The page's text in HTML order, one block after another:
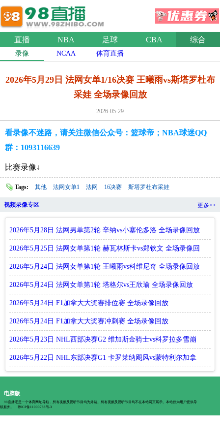
直播 NBA 足球 CBA 综合
录像 NCAA 体育直播
2026年5月29日 法网女单1/16决赛 王曦雨vs斯塔罗杜布
采娃 全场录像回放
2026-05-29
看录像不迷路，请关注微信公众号：篮球帝；NBA球迷QQ
群：1093116639
比赛录像↓
Tags: 其他 法网女单1 法网 16决赛 斯塔罗杜布采娃
视频录像专区 更多>>
2026年5月28日 法网男单第2轮 辛纳vs小塞伦多洛 全场录像回放
2026年5月25日 法网女单第1轮 赫瓦林斯卡vs郑钦文 全场录像回
放
2026年5月24日 法网女单第1轮 王曦雨vs科维尼奇 全场录像回放
2026年5月24日 法网女单第1轮 塔格尔vs王欣瑜 全场录像回放
2026年5月24日 F1加拿大大奖赛排位赛 全场录像回放
2026年5月24日 F1加拿大大奖赛冲刺赛 全场录像回放
2026年5月23日 NHL西部决赛G2 维加斯金骑士vs科罗拉多雪崩
全场录像回放
2026年5月22日 NHL东部决赛G1 卡罗莱纳飓风vs蒙特利尔加拿
大人 全场录像回放
电脑版
98直播吧是一个体育网址导航，所有视频及视听节目均为外链。所有视频及视听节目均不在本站网页展示。本站仅为用户提供导
航服务。
琼ICP备11000788号-3